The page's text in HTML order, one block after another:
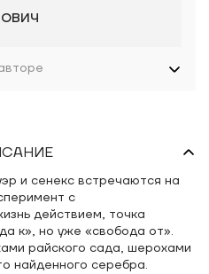
и сенекс встречаются на
с
действием, точка
к», но уже «свобода от».
райского сада, шерохами
найденного серебра.